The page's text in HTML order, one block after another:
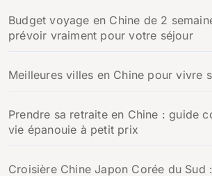
Budget voyage en Chine de 2
prévoir vraiment pour votre séjour
Meilleures villes en Chine pour vivre
Prendre sa retraite en Chine : guide
vie épanouie à petit prix
Croisière Chine Japon Corée du Sud